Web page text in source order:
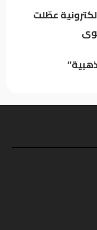
عطّلت